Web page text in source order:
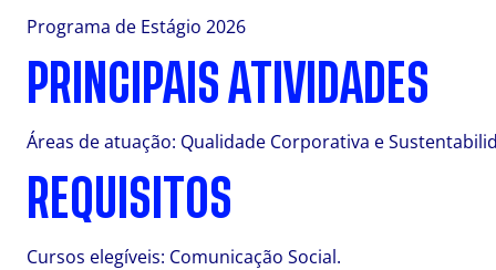
Programa de Estágio 2026
PRINCIPAIS ATIVIDADES
Áreas de atuação: Qualidade Corporativa e
REQUISITOS
Cursos elegíveis: Comunicação Social.